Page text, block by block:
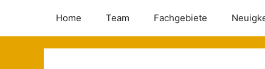
Home Team Fachgebiete